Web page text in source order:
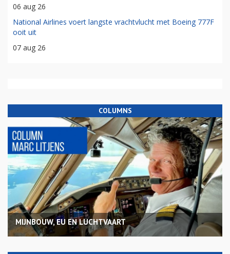
06 aug 26
National Airlines voert langste vrachtvlucht met Boeing 777F
ooit uit
07 aug 26
COLUMNS
MIJNBOUW, EU EN LUCHTVAART